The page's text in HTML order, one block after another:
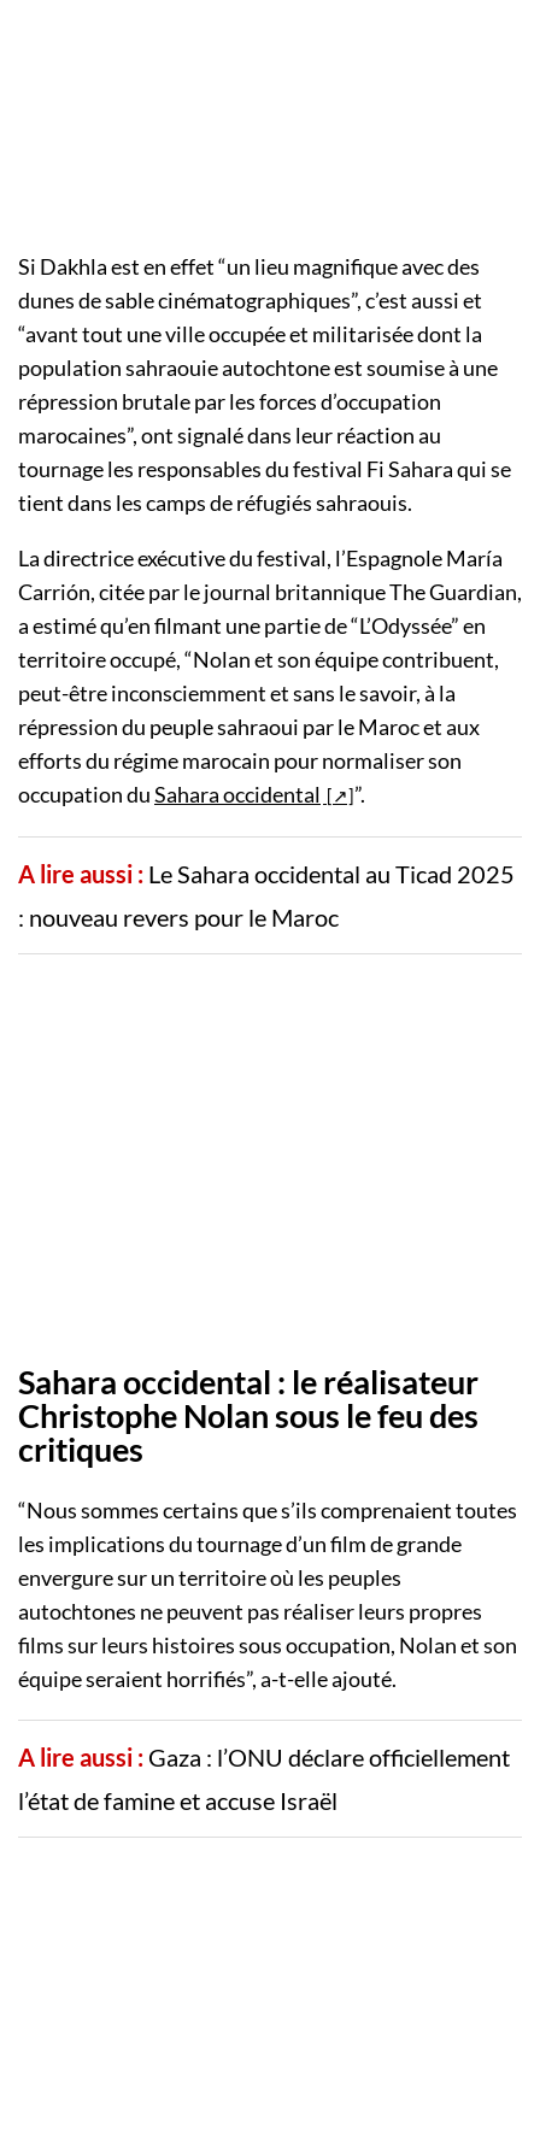
Si Dakhla est en effet “un lieu magnifique avec des
dunes de sable cinématographiques”, c’est aussi et
“avant tout une ville occupée et militarisée dont la
population sahraouie autochtone est soumise à une
répression brutale par les forces d’occupation
marocaines”, ont signalé dans leur réaction au
tournage les responsables du festival Fi Sahara qui se
tient dans les camps de réfugiés sahraouis.
La directrice exécutive du festival, l’Espagnole María
Carrión, citée par le journal britannique The Guardian,
a estimé qu’en filmant une partie de “L’Odyssée” en
territoire occupé, “Nolan et son équipe contribuent,
peut-être inconsciemment et sans le savoir, à la
répression du peuple sahraoui par le Maroc et aux
efforts du régime marocain pour normaliser son
occupation duSahara occidental ”.
A lire aussi : Le Sahara occidental au Ticad 2025
: nouveau revers pour le Maroc
Sahara occidental : le réalisateur
Christophe Nolan sous le feu des
critiques
“Nous sommes certains que s’ils comprenaient toutes
les implications du tournage d’un film de grande
envergure sur un territoire où les peuples
autochtones ne peuvent pas réaliser leurs propres
films sur leurs histoires sous occupation, Nolan et son
équipe seraient horrifiés”, a-t-elle ajouté.
A lire aussi : Gaza : l’ONU déclare officiellement
l’état de famine et accuse Israël